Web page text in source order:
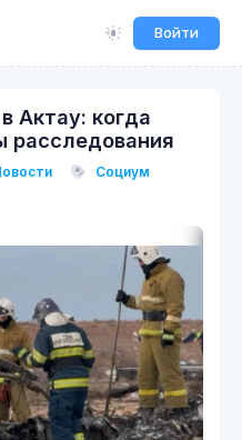
Войти
Актау: когда
расследования
Социум